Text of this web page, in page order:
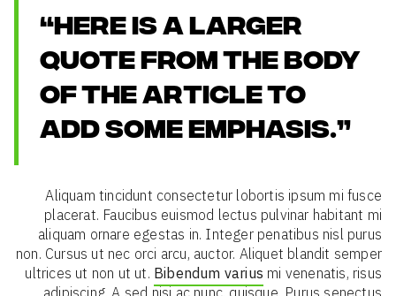
“HERE IS A LARGER
QUOTE FROM THE BODY
OF THE ARTICLE TO
ADD SOME EMPHASIS.”
Aliquam tincidunt consectetur lobortis ipsum mi fusce
placerat. Faucibus euismod lectus pulvinar habitant mi
aliquam ornare egestas in. Integer penatibus nisl purus
non. Cursus ut nec orci arcu, auctor. Aliquet blandit semper
ultrices ut non ut ut. Bibendum varius mi venenatis, risus